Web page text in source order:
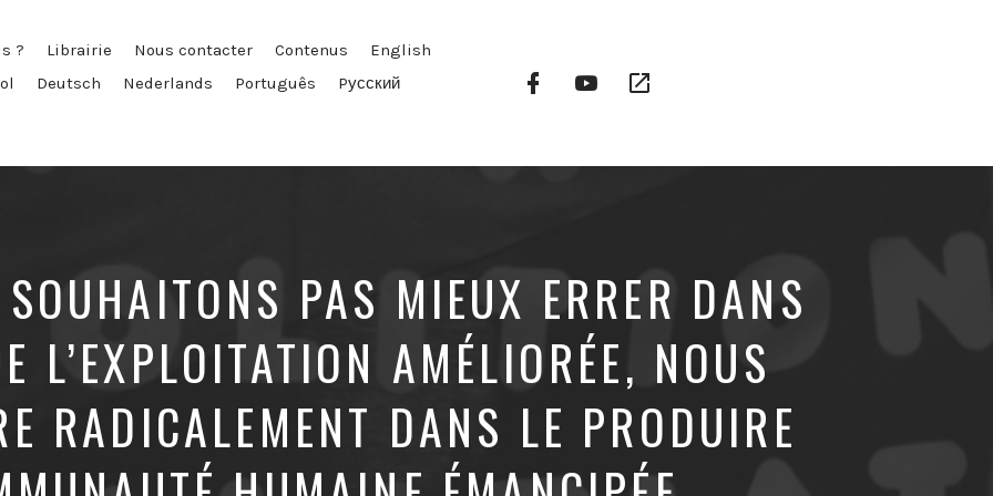
? Librairie Nous contacter Contenus
English
Deutsch Nederlands Português
Pусский
Facebook
Profile
YouTube
Channel
PAS MIEUX ERRER DANS
L’EXPLOITATION AMÉLIORÉE, NOUS
RADICALEMENT DANS LE PRODUIRE